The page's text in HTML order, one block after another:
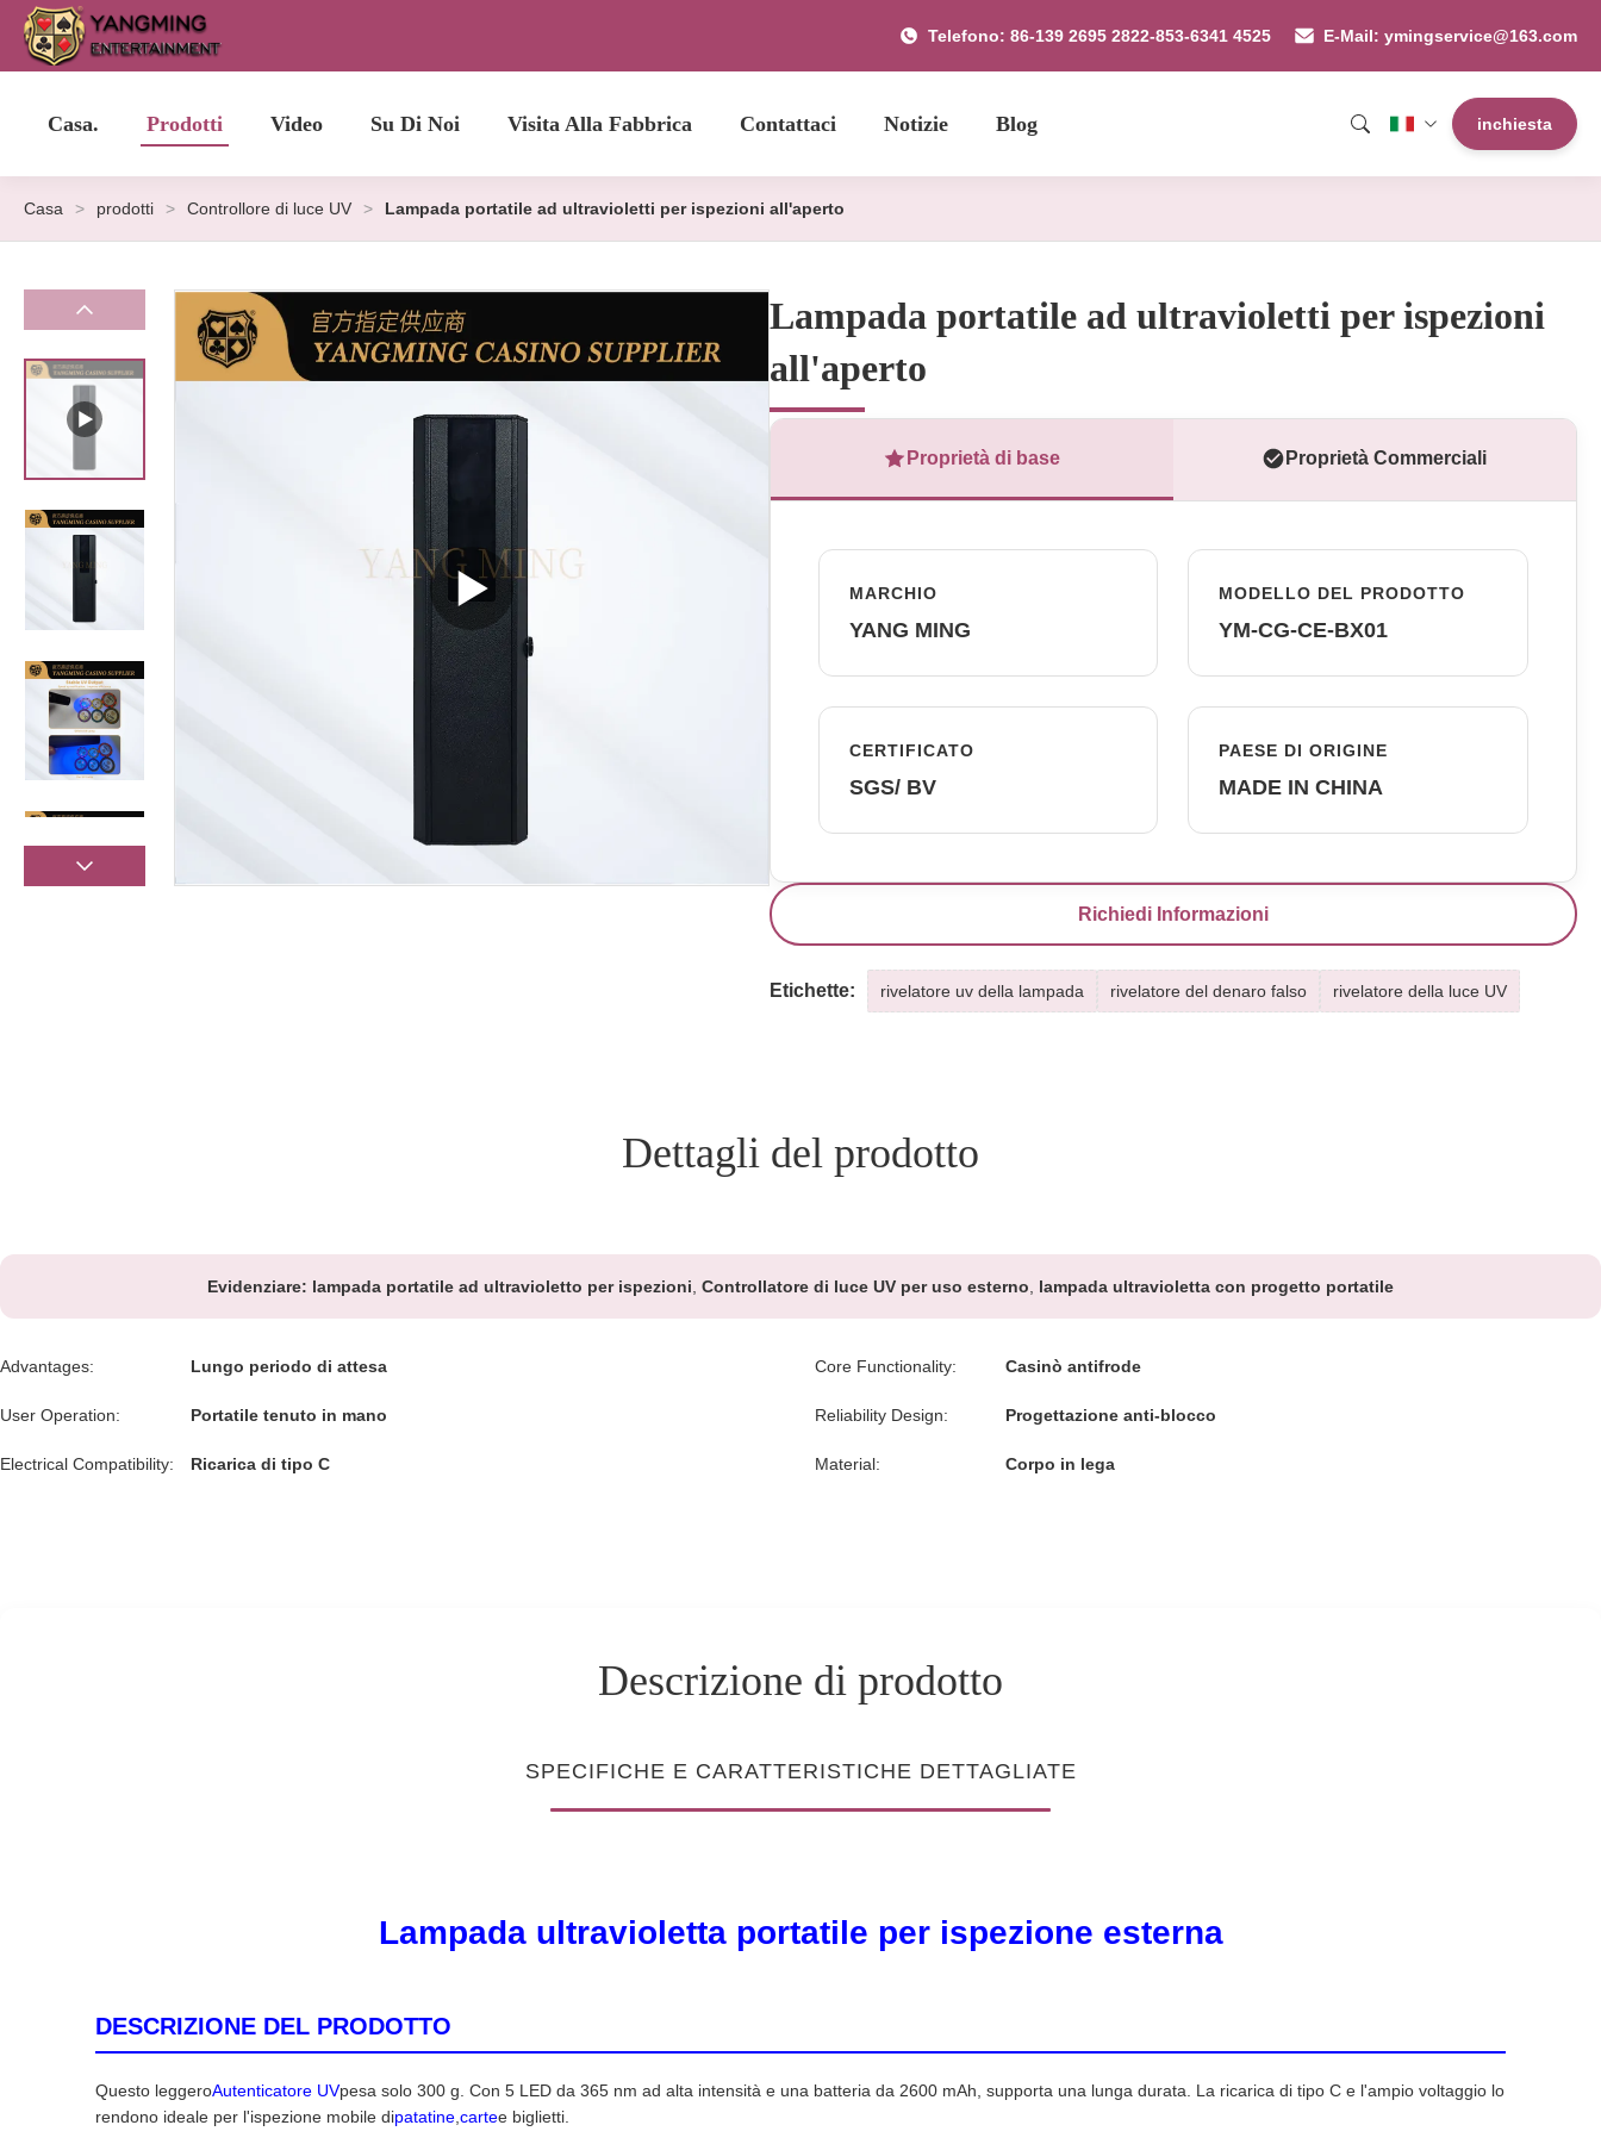
Telefono: 86-139 2695 2822-853-6341 4525 E-Mail: ymingservice@163.com
Casa. Prodotti Video Su Di Noi Visita Alla Fabbrica Contattaci Notizie Blog inchiesta
Casa > prodotti > Controllore di luce UV > Lampada portatile ad ultravioletti per ispezioni all'aperto
Lampada portatile ad ultravioletti per ispezioni
all'aperto
Proprietà di base Proprietà Commerciali
MARCHIO
YANG MING
MODELLO DEL PRODOTTO
YM-CG-CE-BX01
CERTIFICATO
SGS/ BV
PAESE DI ORIGINE
MADE IN CHINA
Richiedi Informazioni
Etichette: rivelatore uv della lampada rivelatore del denaro falso rivelatore della luce UV
Dettagli del prodotto
Evidenziare: lampada portatile ad ultravioletto per ispezioni Controllatore di luce UV per uso esterno lampada ultravioletta con progetto portatile
Advantages: Lungo periodo di attesa Core Functionality: Casinò antifrode
User Operation: Portatile tenuto in mano Reliability Design: Progettazione anti-blocco
Electrical Compatibility: Ricarica di tipo C Material: Corpo in lega
Descrizione di prodotto
SPECIFICHE E CARATTERISTICHE DETTAGLIATE
Lampada ultravioletta portatile per ispezione esterna
DESCRIZIONE DEL PRODOTTO
Questo leggeroAutenticatore UVpesa solo 300 g. Con 5 LED da 365 nm ad alta intensità e una batteria da 2600 mAh, supporta una lunga durata. La ricarica di tipo C e l'ampio voltaggio lo
rendono ideale per l'ispezione mobile dipatatine cartee biglietti.